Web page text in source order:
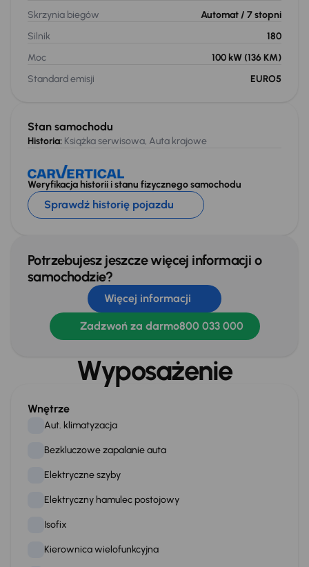
Stan samochodu
Historia: Książka serwisowa, Auta krajowe
Weryfikacja historii i stanu fizycznego samochodu
Sprawdź historię pojazdu
Skrzynia biegów
Automat / 7 stopni
Silnik
180
Moc
100 kW (136 KM)
Standard emisji
EURO5
Potrzebujesz jeszcze więcej informacji o
samochodzie?
Więcej informacji
Zadzwoń za darmo800 033 000
Wyposażenie
Wnętrze
Aut. klimatyzacja
Bezkluczowe zapalanie auta
Elektryczne szyby
Elektryczny hamulec postojowy
Isofix
Kierownica wielofunkcyjna